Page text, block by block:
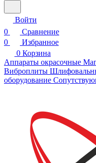
Войти
0
Сравнение
0
Избранное
0 Корзина
Аппараты окрасочные
Виброплиты
оборудование